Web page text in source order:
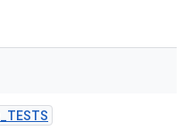
_TESTS